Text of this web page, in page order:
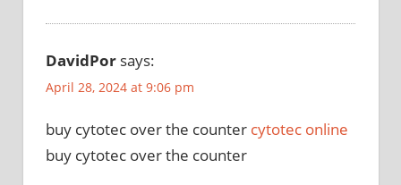
DavidPor says:
April 28, 2024 at 9:06 pm
buy cytotec over the counter cytotec online
buy cytotec over the counter